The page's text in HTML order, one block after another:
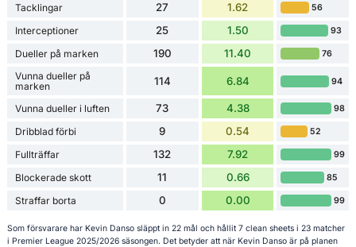
Tacklingar 27 1.62 56
Interceptioner 25 1.50 93
Dueller på marken 190 11.40 76
Vunna dueller på
marken
114 6.84 94
Vunna dueller i luften 73 4.38 98
Dribblad förbi 9 0.54 52
Fullträffar 132 7.92 99
Blockerade skott 11 0.66 85
Straffar borta 0 0.00 99
Som försvarare har Kevin Danso släppt in 22 mål och hållit 7 clean sheets i 23 matcher
i Premier League 2025/2026 säsongen. Det betyder att när Kevin Danso är på planen